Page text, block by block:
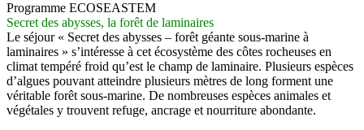
Programme ECOSEASTEM
Secret des abysses, la forêt de laminaires
Le séjour « Secret des abysses – forêt géante sous-marine à
laminaires » s’intéresse à cet écosystème des côtes rocheuses en
climat tempéré froid qu’est le champ de laminaire. Plusieurs espèces
d’algues pouvant atteindre plusieurs mètres de long forment une
véritable forêt sous-marine. De nombreuses espèces animales et
végétales y trouvent refuge, ancrage et nourriture abondante.